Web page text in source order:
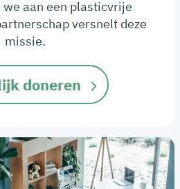
we aan een plasticvrije
versnelt deze
missie.
doneren